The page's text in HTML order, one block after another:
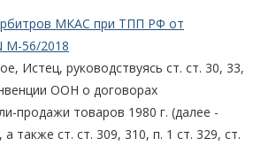
МКАС при ТПП РФ от
М-56/2018
Истец, руководствуясь ст. ст. 30, 33,
ООН о договорах
продажи товаров 1980 г. (далее -
также ст. ст. 309, 310, п. 1 ст. 329, ст.